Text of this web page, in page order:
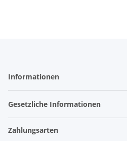
Informationen
Gesetzliche Informationen
Zahlungsarten